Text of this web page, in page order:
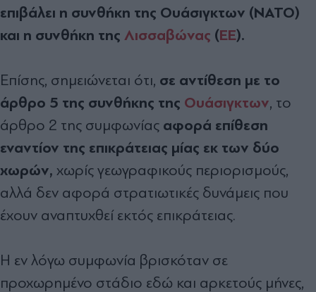
επιβάλει η συνθήκη της Ουάσιγκτων (ΝΑΤΟ)
και η συνθήκη της Λισσαβώνας (ΕΕ).
Επίσης, σημειώνεται ότι, σε αντίθεση με το
άρθρο 5 της συνθήκης της Ουάσιγκτων, το
άρθρο 2 της συμφωνίας αφορά επίθεση
εναντίον της επικράτειας μίας εκ των δύο
χωρών, χωρίς γεωγραφικούς περιορισμούς,
αλλά δεν αφορά στρατιωτικές δυνάμεις που
έχουν αναπτυχθεί εκτός επικράτειας.
Η εν λόγω συμφωνία βρισκόταν σε
προχωρημένο στάδιο εδώ και αρκετούς μήνες,